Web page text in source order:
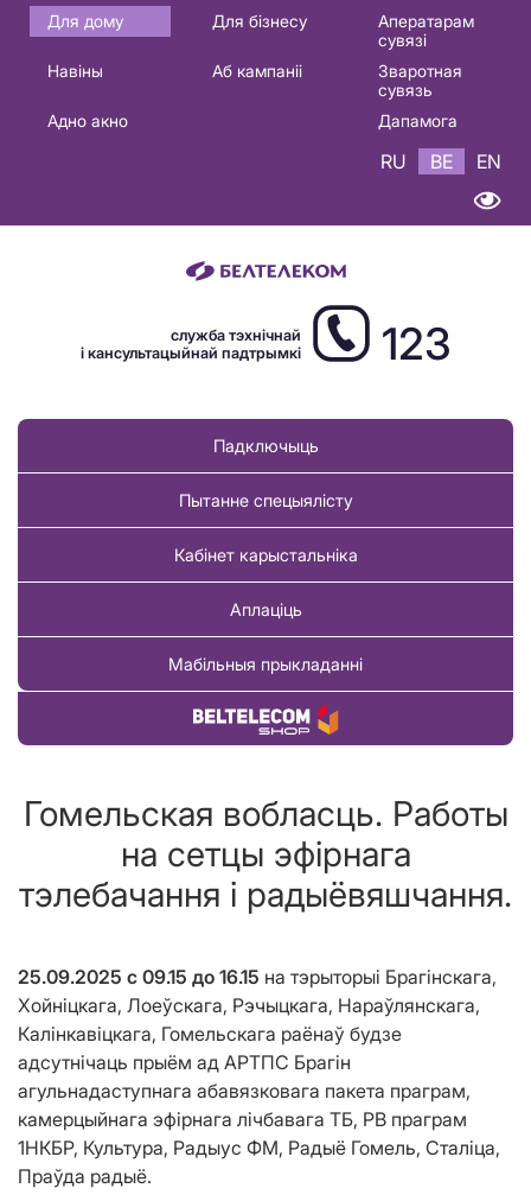
Основная
навигация
Для дому Для бізнесу
Аператарам
сувязі
Навіны
Аб кампаніі
Зваротная
сувязь
Адно акно
Дапамога
RU BE EN
служба тэхнічнай
і кансультацыйнай падтрымкі
123
Падключыць
Пытанне спецыялісту
Кабінет карыстальніка
Аплаціць
Мабільныя прыкладанні
Купіць тавар
Гомельская вобласць. Работы
на сетцы эфірнага
тэлебачання і радыёвяшчання.
25.09.2025 с 09.15 до 16.15 на тэрыторыі Брагінскага,
Хойніцкага, Лоеўскага, Рэчыцкага, Нараўлянскага,
Калінкавіцкага, Гомельскага раёнаў будзе
адсутнічаць прыём ад АРТПС Брагiн
агульнадаступнага абавязковага пакета праграм,
камерцыйнага эфірнага лічбавага ТБ, РВ праграм
1НКБР, Культура, Радыус ФМ, Радыё Гомель, Сталіца,
Праўда радыё.